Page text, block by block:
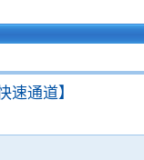
速通道】